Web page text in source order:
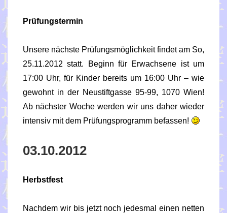
Prüfungstermin
Unsere nächste Prüfungsmöglichkeit findet am So,
25.11.2012 statt. Beginn für Erwachsene ist um
17:00 Uhr, für Kinder bereits um 16:00 Uhr – wie
gewohnt in der Neustiftgasse 95-99, 1070 Wien!
Ab nächster Woche werden wir uns daher wieder
intensiv mit dem Prüfungsprogramm befassen!
03.10.2012
Herbstfest
Nachdem wir bis jetzt noch jedesmal einen netten